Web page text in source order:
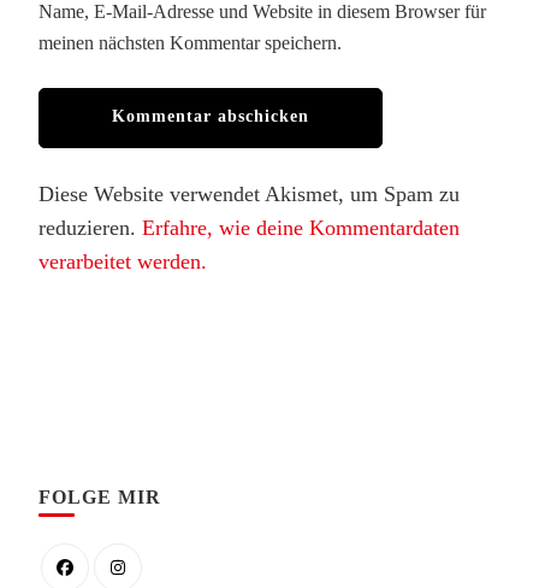
Name, E-Mail-Adresse und Website in diesem Browser für
meinen nächsten Kommentar speichern.
Diese Website verwendet Akismet, um Spam zu
reduzieren. Erfahre, wie deine Kommentardaten
verarbeitet werden.
FOLGE MIR